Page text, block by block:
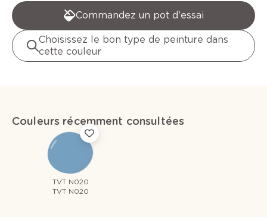
Commandez un pot d'essai
Choisissez le bon type de peinture dans
cette couleur
Couleurs récemment consultées
TVT N020
TVT N020